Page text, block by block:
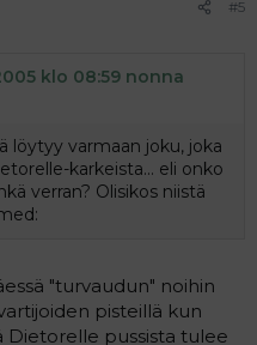
#5
klo 08:59 nonna
löytyy varmaan joku, joka
karkeista... eli onko
verran? Olisikos niistä
"turvaudun" noihin
pisteillä kun
Dietorelle pussista tulee